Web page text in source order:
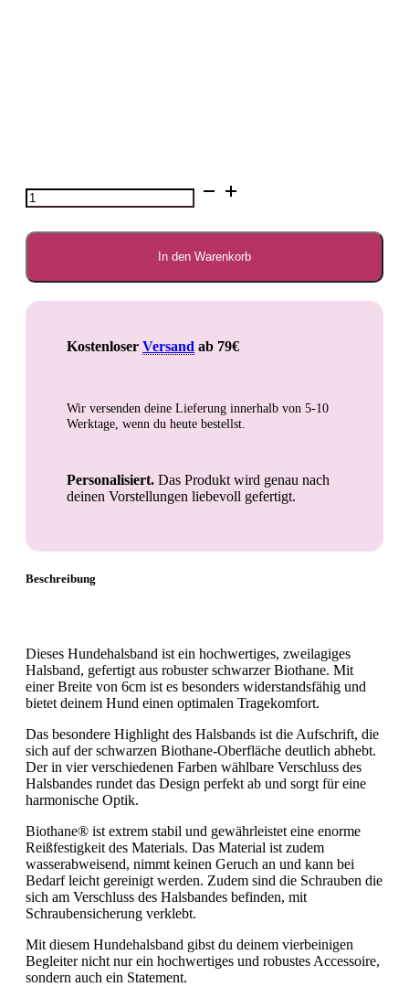
6cm
breites
selbst
In den Warenkorb
Kostenloser Versand ab 79€
Wir versenden deine Lieferung innerhalb von 5-10
Werktage , wenn du heute bestellst.
Personalisiert. Das Produkt wird genau nach
deinen Vorstellungen liebevoll gefertigt.
Beschreibung
Dieses Hundehalsband ist ein hochwertiges, zweilagiges
Halsband, gefertigt aus robuster schwarzer Biothane. Mit
einer Breite von 6cm ist es besonders widerstandsfähig und
bietet deinem Hund einen optimalen Tragekomfort.
Das besondere Highlight des Halsbands ist die Aufschrift, die
sich auf der schwarzen Biothane-Oberfläche deutlich abhebt.
Der in vier verschiedenen Farben wählbare Verschluss des
Halsbandes rundet das Design perfekt ab und sorgt für eine
harmonische Optik.
Biothane® ist extrem stabil und gewährleistet eine enorme
Reißfestigkeit des Materials. Das Material ist zudem
wasserabweisend, nimmt keinen Geruch an und kann bei
Bedarf leicht gereinigt werden. Zudem sind die Schrauben die
sich am Verschluss des Halsbandes befinden, mit
Schraubensicherung verklebt.
Mit diesem Hundehalsband gibst du deinem vierbeinigen
Begleiter nicht nur ein hochwertiges und robustes Accessoire,
sondern auch ein Statement.